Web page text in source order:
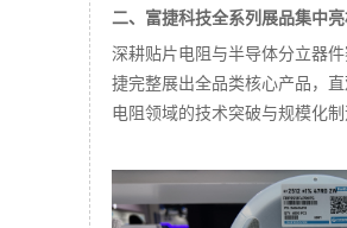
二、富捷科技全系列展品集中亮
深耕贴片电阻与半导体分立器
捷完整展出全品类核心产品，
电阻领域的技术突破与规模化制